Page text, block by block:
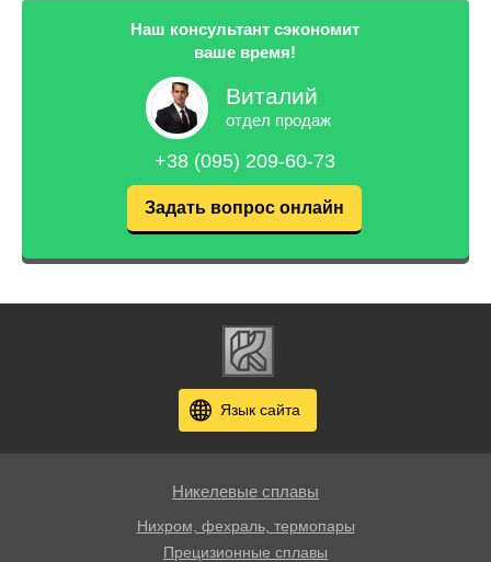
Наш консультант сэкономит
ваше время!
Виталий
отдел продаж
+38 (095) 209-60-73
Задать вопрос онлайн
Язык сайта
Никелевые сплавы
Нихром, фехраль, термопары
Прецизионные сплавы